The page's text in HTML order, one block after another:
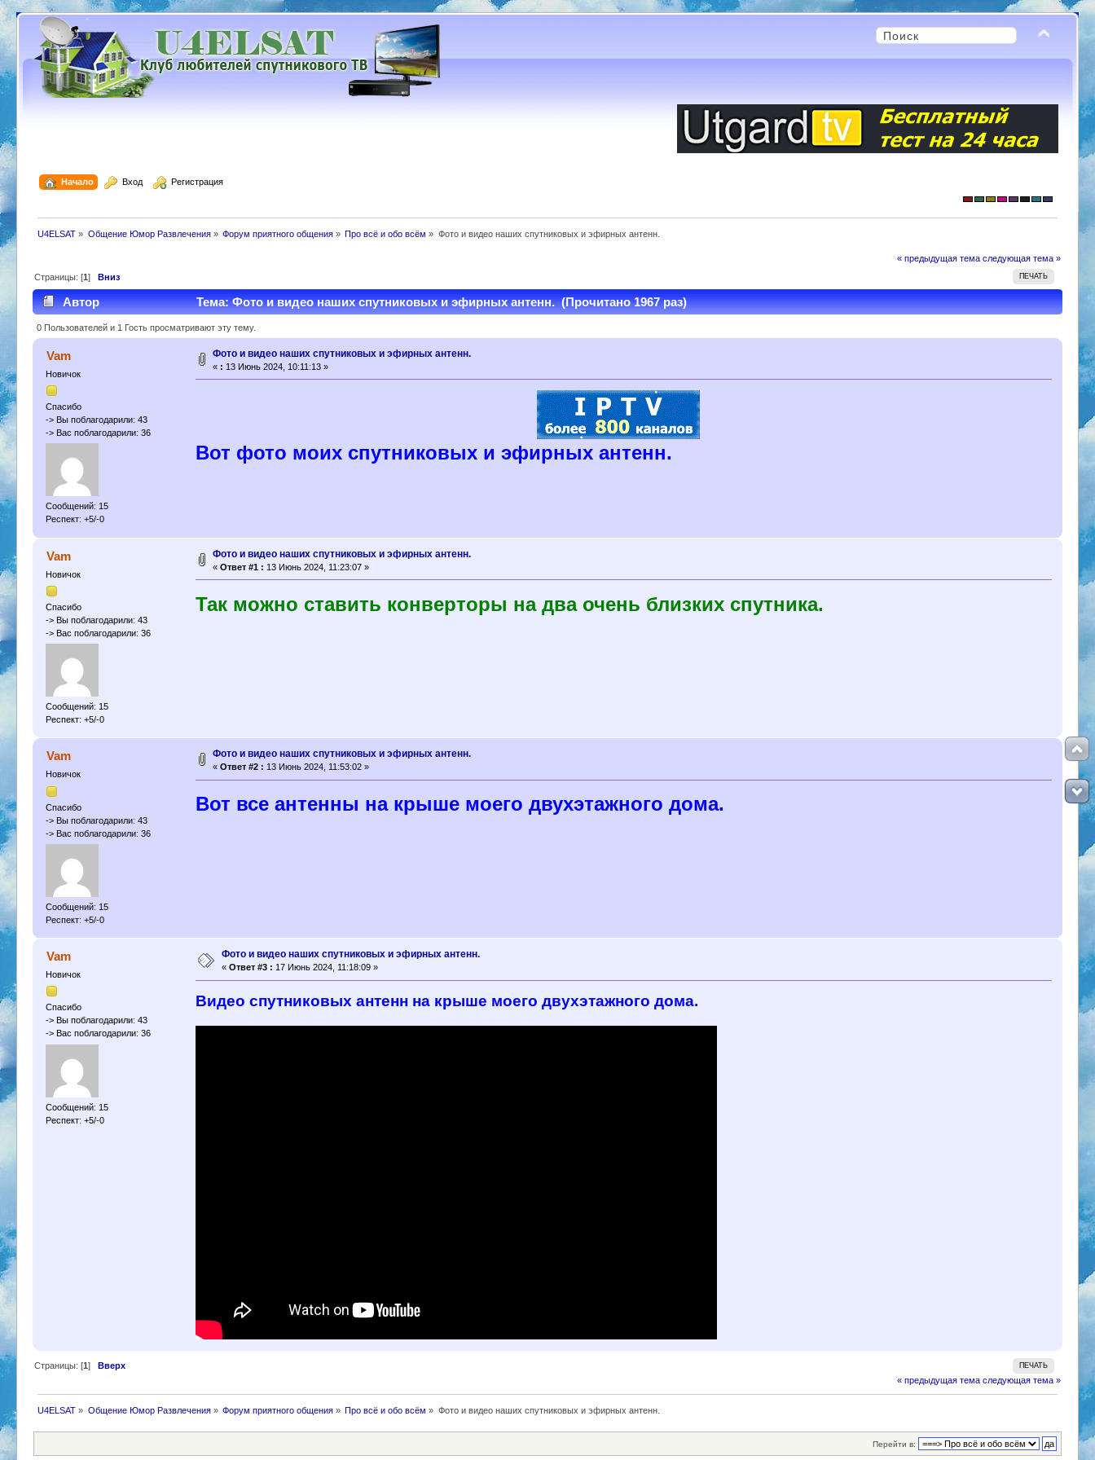
Начало Вход Регистрация
U4ELSAT » Общение Юмор Развлечения» Форум приятного общения » Про всё и обо всём » Фото и видео наших спутниковых и эфирных антенн.
« предыдущая тема следующая тема »
ПЕЧАТЬ
Страницы: [1]Вниз
Автор Тема: Фото и видео наших спутниковых и эфирных антенн. (Прочитано 1967 раз)
0 Пользователей и 1 Гость просматривают эту тему.
Vam
Новичок
Спасибо
-> Вы поблагодарили: 43
-> Вас поблагодарили: 36
Сообщений: 15
Респект: +5/-0
Фото и видео наших спутниковых и эфирных антенн.
« : 13 Июнь 2024, 10:11:13 »
Вот фото моих спутниковых и эфирных антенн.
Vam
Новичок
Спасибо
-> Вы поблагодарили: 43
-> Вас поблагодарили: 36
Сообщений: 15
Респект: +5/-0
Фото и видео наших спутниковых и эфирных антенн.
«Ответ #1 : 13 Июнь 2024, 11:23:07 »
Так можно ставить конверторы на два очень близких спутника.
Vam
Новичок
Спасибо
-> Вы поблагодарили: 43
-> Вас поблагодарили: 36
Сообщений: 15
Респект: +5/-0
Фото и видео наших спутниковых и эфирных антенн.
«Ответ #2 : 13 Июнь 2024, 11:53:02 »
Вот все антенны на крыше моего двухэтажного дома.
Vam
Новичок
Спасибо
-> Вы поблагодарили: 43
-> Вас поблагодарили: 36
Сообщений: 15
Респект: +5/-0
Фото и видео наших спутниковых и эфирных антенн.
«Ответ #3 : 17 Июнь 2024, 11:18:09 »
Видео спутниковых антенн на крыше моего двухэтажного дома.
ПЕЧАТЬ
Страницы: [1]
Вверх
« предыдущая тема следующая тема »
U4ELSAT » Общение Юмор Развлечения» Форум приятного общения » Про всё и обо всём » Фото и видео наших спутниковых и эфирных антенн.
Перейти в: